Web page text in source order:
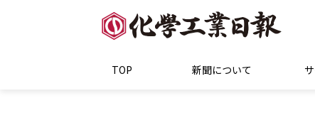
TOP 新聞について